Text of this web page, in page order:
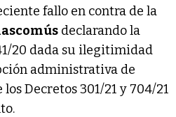
fallo en contra de la
declarando la
20 dada su ilegitimidad
administrativa de
Decretos 301/21 y 704/21